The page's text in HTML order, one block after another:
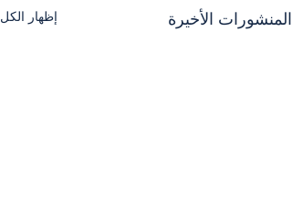
المنشورات الأخيرة إظهار الكل